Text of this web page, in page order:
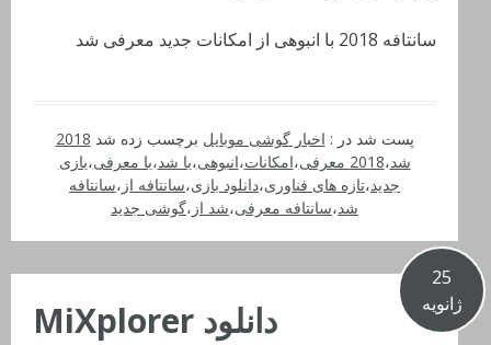
سانتافه 2018 با انبوهی از امکانات جدید معرفی شد
پست شد در : اخبار گوشی موبایل برچسب زده شد 2018
شد،2018 معرفی ،امکانات،انبوهی،با شد،با معرفی،بازی
جدید،تازه های فناوری،دانلود بازی،سانتافه از ،سانتافه
شد،سانتافه معرفی،شد از ،گوشی جدید
25
ژانویه
دانلود MiXplorer